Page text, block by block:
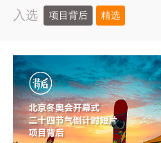
入选 项目背后 精选